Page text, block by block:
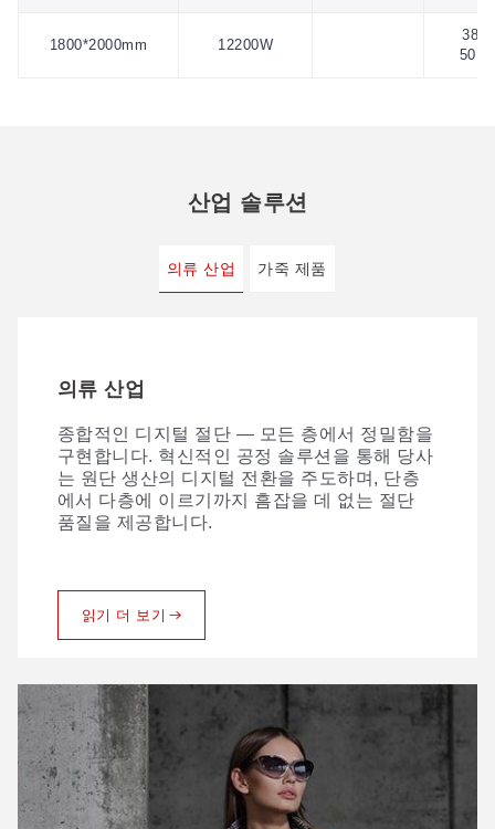
1800*2000mm 12200W
산업 솔루션
의류 산업 가죽 제품
의류 산업
종합적인 디지털 절단 — 모든 층에서 정밀함을
구현합니다. 혁신적인 공정 솔루션을 통해 당사
는 원단 생산의 디지털 전환을 주도하며, 단층
에서 다층에 이르기까지 흠잡을 데 없는 절단
품질을 제공합니다.
읽기 더 보기
가죽 제품
전통적인 가죽 절단 과정에는 해결해야 할 과제
가 적지 않습니다. GBOS가 이러한 과제를 어떻
게 해결하는지 살펴보겠습니다.
읽기 더 보기